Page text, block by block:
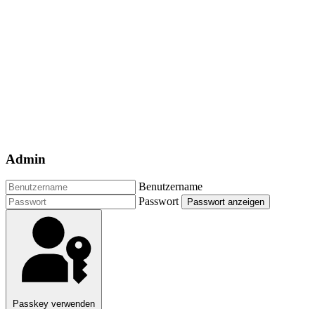
Admin
Benutzername
Passwort
Passwort anzeigen
Passkey verwenden